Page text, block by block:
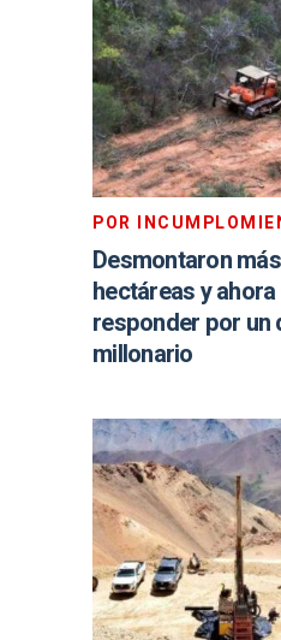
POR
Desmontaron
hectáreas y
responder por un
millonario